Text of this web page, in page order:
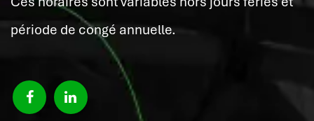
période de congé annuelle.